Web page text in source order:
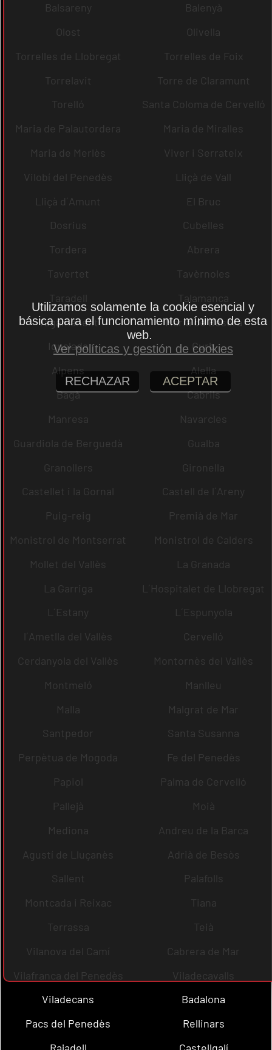
Balsareny
Balenyà
Olost
Olivella
Torrelles de Llobregat
Torrelles de Foix
Torrelavit
Torre de Claramunt
Torelló
Santa Coloma de Cervelló
Maria de Palautordera
Maria de Miralles
Maria de Merlès
Viver i Serrateix
Vilobí del Penedès
Lliçà de Vall
Lliçà d´Amunt
El Bruc
Dosrius
Cubelles
Tordera
Abrera
Tavertet
Tavèrnoles
Taradell
Talamanca
Tagamanent
Maria de Besora
Igualada
Gurb
Alpens
Alella
Bagà
Cabrils
Manresa
Navarcles
Guardiola de Berguedà
Gualba
Granollers
Gironella
Castellet i la Gornal
Castell de l´Areny
Puig-reig
Premià de Mar
Monistrol de Montserrat
Monistrol de Calders
Mollet del Vallès
La Granada
La Garriga
L´Hospitalet de Llobregat
L´Estany
L´Espunyola
l´Ametlla del Vallès
Cervelló
Cerdanyola del Vallès
Montornès del Vallès
Montmeló
Manlleu
Malla
Malgrat de Mar
Santpedor
Santa Susanna
Perpètua de Mogoda
Fe del Penedès
Papiol
Palma de Cervelló
Pallejà
Moià
Mediona
Andreu de la Barca
Agustí de Lluçanès
Adrià de Besòs
Sallent
Palafolls
Montcada i Reixac
Tiana
Terrassa
Teià
Vilanova del Camí
Cabrera de Mar
Vilafranca del Penedès
Viladecavalls
Viladecans
Badalona
Pacs del Penedès
Rellinars
Utilizamos solamente la cookie esencial y
básica para el funcionamiento mínimo de esta
web.
Ver políticas y gestión de cookies
RECHAZAR ACEPTAR